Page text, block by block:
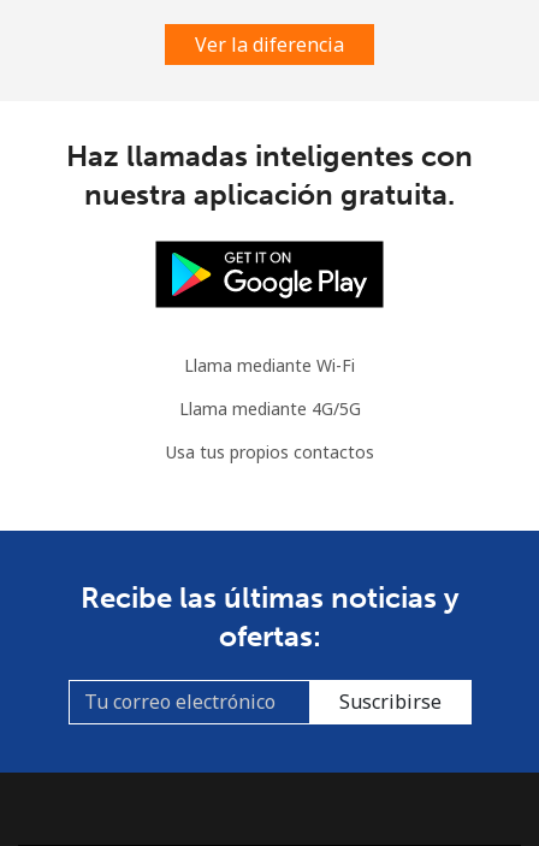
Ver la diferencia
Haz llamadas inteligentes con
nuestra aplicación gratuita.
Llama mediante Wi-Fi
Llama mediante 4G/5G
Usa tus propios contactos
Recibe las últimas noticias y
ofertas:
Suscribirse